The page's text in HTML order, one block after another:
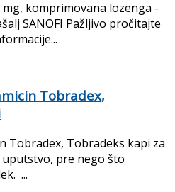
komprimovana lozenga -
SANOFI Pažljivo pročitajte
Tobradex,
Tobradex, Tobradeks kapi za
pre nego što
...